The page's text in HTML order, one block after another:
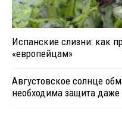
Испанские слизни: как
«европейцам»
Августовское солнце
необходима защита даже